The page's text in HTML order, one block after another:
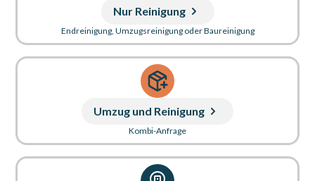
Nur Reinigung
Endreinigung, Umzugsreinigung oder Baureinigung
Umzug und Reinigung
Kombi-Anfrage